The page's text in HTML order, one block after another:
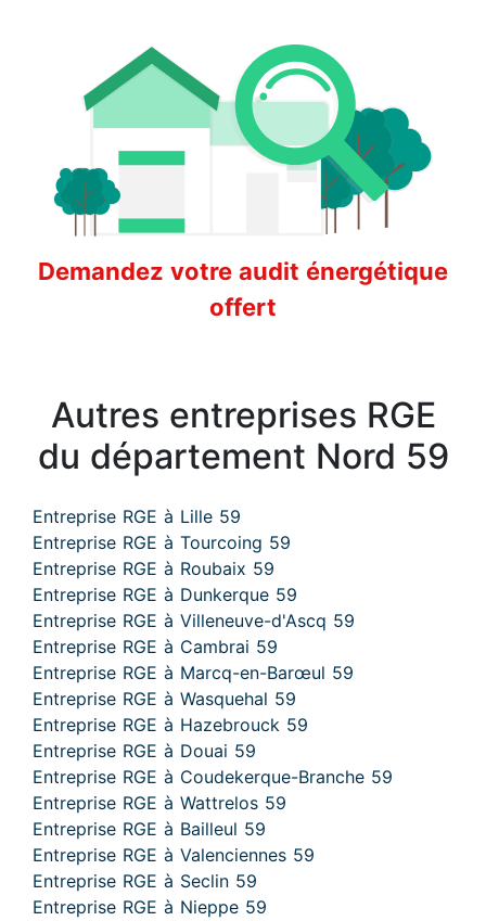
Demandez votre audit énergétique
offert
Autres entreprises RGE
du département Nord 59
Entreprise RGE à Lille 59
Entreprise RGE à Tourcoing 59
Entreprise RGE à Roubaix 59
Entreprise RGE à Dunkerque 59
Entreprise RGE à Villeneuve-d'Ascq 59
Entreprise RGE à Cambrai 59
Entreprise RGE à Marcq-en-Barœul 59
Entreprise RGE à Wasquehal 59
Entreprise RGE à Hazebrouck 59
Entreprise RGE à Douai 59
Entreprise RGE à Coudekerque-Branche 59
Entreprise RGE à Wattrelos 59
Entreprise RGE à Bailleul 59
Entreprise RGE à Valenciennes 59
Entreprise RGE à Seclin 59
Entreprise RGE à Nieppe 59